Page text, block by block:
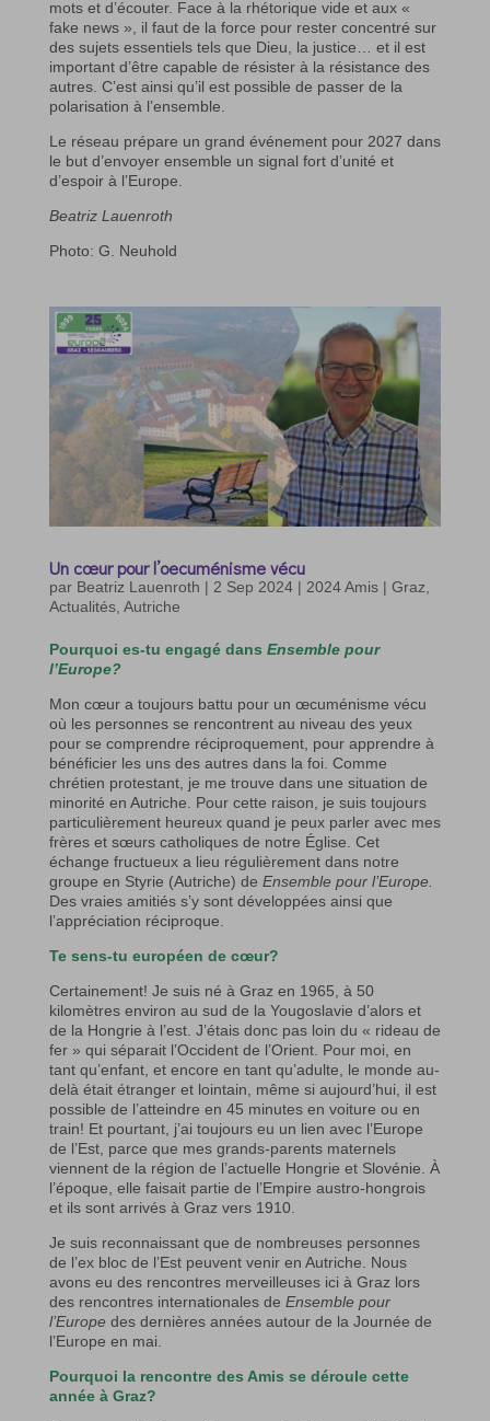
mots et d’écouter. Face à la rhétorique vide et aux «
fake news », il faut de la force pour rester concentré sur
des sujets essentiels tels que Dieu, la justice… et il est
important d’être capable de résister à la résistance des
autres. C’est ainsi qu’il est possible de passer de la
polarisation à l’ensemble.
Le réseau prépare un grand événement pour 2027 dans
le but d’envoyer ensemble un signal fort d’unité et
d’espoir à l’Europe.
Beatriz Lauenroth
Photo: G. Neuhold
Un cœur pour l’oecuménisme vécu
par Beatriz Lauenroth | 2 Sep 2024| 2024 Amis | Graz,
Actualités, Autriche
Pourquoi es-tu engagé dans Ensemble pour
l’Europe?
Mon cœur a toujours battu pour un œcuménisme vécu
où les personnes se rencontrent au niveau des yeux
pour se comprendre réciproquement, pour apprendre à
bénéficier les uns des autres dans la foi. Comme
chrétien protestant, je me trouve dans une situation de
minorité en Autriche. Pour cette raison, je suis toujours
particulièrement heureux quand je peux parler avec mes
frères et sœurs catholiques de notre Église. Cet
échange fructueux a lieu régulièrement dans notre
groupe en Styrie (Autriche) de Ensemble pour l’Europe.
Des vraies amitiés s’y sont développées ainsi que
l’appréciation réciproque.
Te sens-tu européen de cœur?
Certainement! Je suis né à Graz en 1965, à 50
kilomètres environ au sud de la Yougoslavie d’alors et
de la Hongrie à l’est. J’étais donc pas loin du « rideau de
fer » qui séparait l’Occident de l’Orient. Pour moi, en
tant qu’enfant, et encore en tant qu’adulte, le monde au-
delà était étranger et lointain, même si aujourd’hui, il est
possible de l’atteindre en 45 minutes en voiture ou en
train! Et pourtant, j’ai toujours eu un lien avec l’Europe
de l’Est, parce que mes grands-parents maternels
viennent de la région de l’actuelle Hongrie et Slovénie. À
l’époque, elle faisait partie de l’Empire austro-hongrois
et ils sont arrivés à Graz vers 1910.
Je suis reconnaissant que de nombreuses personnes
de l’ex bloc de l’Est peuvent venir en Autriche. Nous
avons eu des rencontres merveilleuses ici à Graz lors
des rencontres internationales de Ensemble pour
l’Europe des dernières années autour de la Journée de
l’Europe en mai.
Pourquoi la rencontre des Amis se déroule cette
année à Graz?